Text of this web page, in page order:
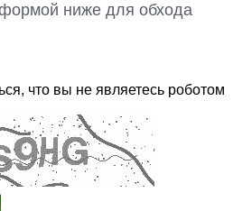
формой ниже для обхода
что вы не являетесь роботом